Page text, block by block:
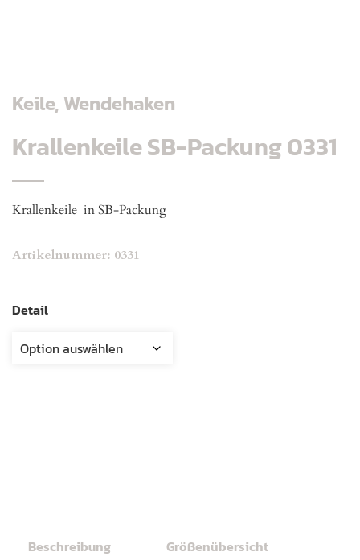
Keile, Wendehaken
Krallenkeile SB-Packung 0331
Krallenkeile in SB-Packung
Artikelnummer: 0331
Detail
Beschreibung Größenübersicht